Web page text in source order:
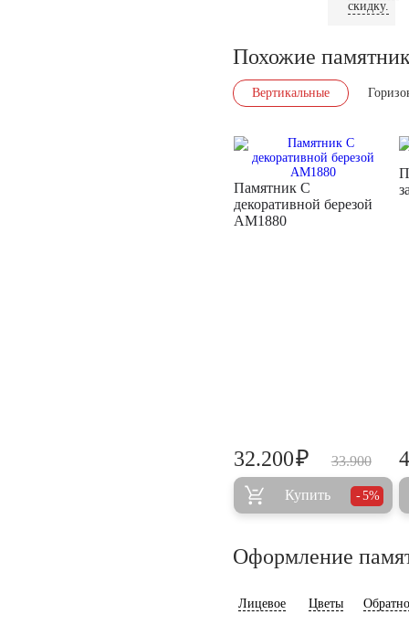
скидку.
Похожие
Вертикальные
Памятник С
декоративной березой
AM1880
33.900
32.200₽
Купить 5%
Оформление
Лицевое Цветы